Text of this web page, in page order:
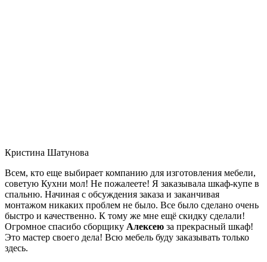
Кристина Шатунова
Всем, кто еще выбирает компанию для изготовления мебели,
советую Кухни мол! Не пожалеете! Я заказывала шкаф-купе в
спальню. Начиная с обсуждения заказа и заканчивая
монтажом никаких проблем не было. Все было сделано очень
быстро и качественно. К тому же мне ещё скидку сделали!
Огромное спасибо сборщику Алексею за прекрасный шкаф!
Это мастер своего дела! Всю мебель буду заказывать только
здесь.